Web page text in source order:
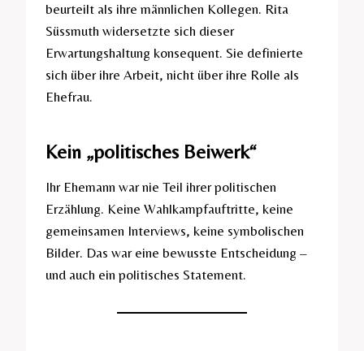
beurteilt als ihre männlichen Kollegen. Rita
Süssmuth widersetzte sich dieser
Erwartungshaltung konsequent. Sie definierte
sich über ihre Arbeit, nicht über ihre Rolle als
Ehefrau.
Kein „politisches Beiwerk“
Ihr Ehemann war nie Teil ihrer politischen
Erzählung. Keine Wahlkampfauftritte, keine
gemeinsamen Interviews, keine symbolischen
Bilder. Das war eine bewusste Entscheidung –
und auch ein politisches Statement.